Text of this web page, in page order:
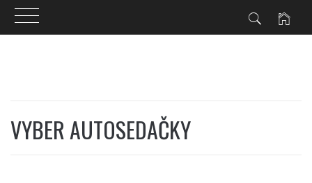
VYBER AUTOSEDAČKY